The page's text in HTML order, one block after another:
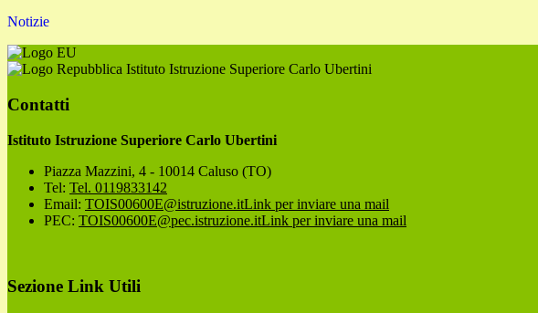
Notizie
Istituto Istruzione Superiore Carlo Ubertini
Contatti
Istituto Istruzione Superiore Carlo Ubertini
Piazza Mazzini, 4 - 10014 Caluso (TO)
Tel: Tel. 0119833142
Email: TOIS00600E@istruzione.itLink per inviare una mail
PEC: TOIS00600E@pec.istruzione.itLink per inviare una mail
Sezione Link Utili